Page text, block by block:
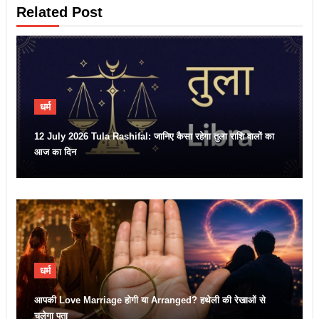
Related Post
धर्म
12 July 2026 Tula Rashifal: जानिए कैसा रहेगा तुला राशि वालों का
आज का दिन
धर्म
आपकी Love Marriage होगी या Arranged? हथेली की रेखाओं से
चलेगा पता